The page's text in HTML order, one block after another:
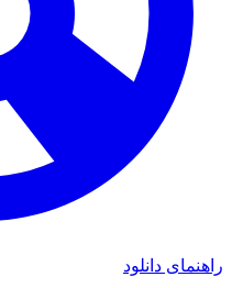
دانلود